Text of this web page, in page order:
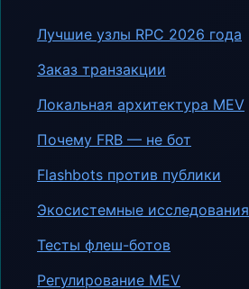
Лучшие узлы RPC 2026 года
Заказ транзакции
Локальная архитектура MEV
Почему FRB — не бот
Flashbots против публики
Экосистемные исследования
Тесты флеш-ботов
Регулирование MEV